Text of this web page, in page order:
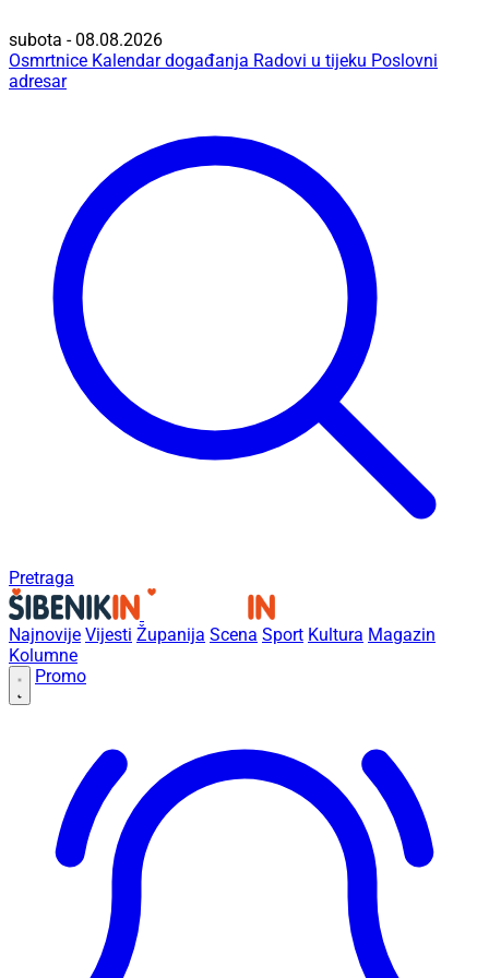
subota - 08.08.2026
Osmrtnice Kalendar događanja Radovi u tijeku Poslovni
adresar
Pretraga
Najnovije Vijesti Županija Scena Sport Kultura Magazin
Kolumne
Promo